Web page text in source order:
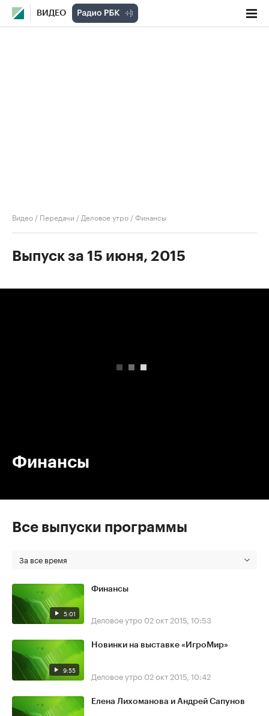
ВИДЕО
Видео / Передачи / Деловое утро /Финансы
Выпуск за 15 июня, 2015
Финансы
Все выпуски программы
За все время
5:01
Финансы
Деловое утро 02 окт 2015, 10:53
9:55
Новинки на выставке «ИгроМир»
Деловое утро 02 окт 2015, 10:42
Елена Лихоманова и Андрей Сапунов